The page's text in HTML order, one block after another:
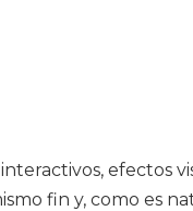
efectos
fin y, como es